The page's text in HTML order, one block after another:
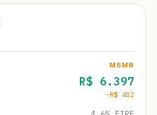
MSMB
R$ 6.397
−R$ 482